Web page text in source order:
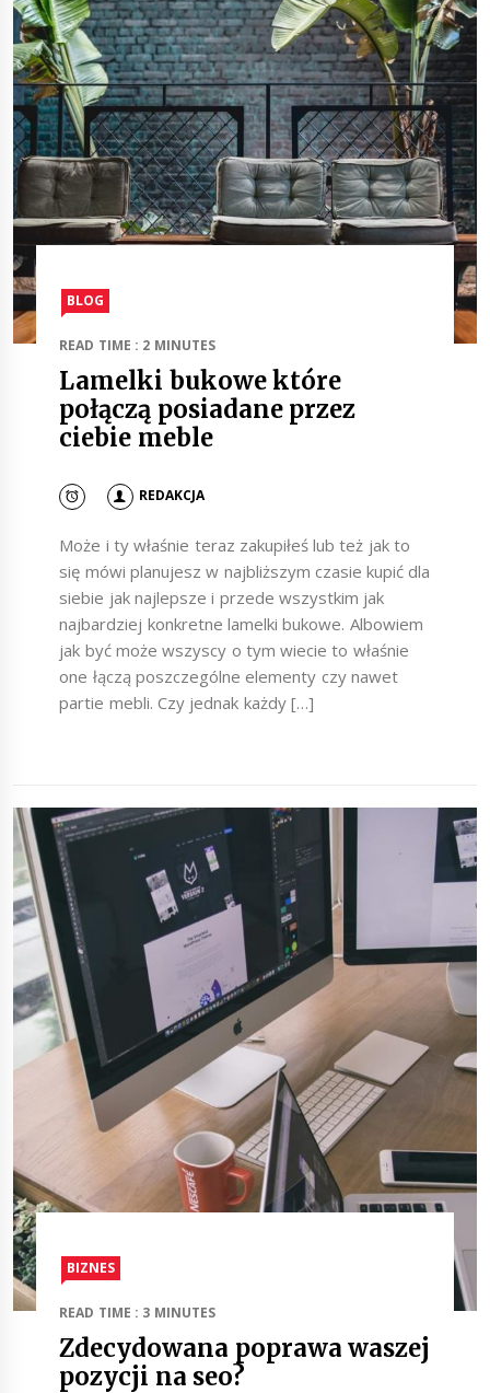
BLOG
READ TIME : 2 MINUTES
Lamelki bukowe które
połączą posiadane przez
ciebie meble
REDAKCJA
Może i ty właśnie teraz zakupiłeś lub też jak to
się mówi planujesz w najbliższym czasie kupić dla
siebie jak najlepsze i przede wszystkim jak
najbardziej konkretne lamelki bukowe. Albowiem
jak być może wszyscy o tym wiecie to właśnie
one łączą poszczególne elementy czy nawet
partie mebli. Czy jednak każdy […]
BIZNES
READ TIME : 3 MINUTES
Zdecydowana poprawa waszej
pozycji na seo?